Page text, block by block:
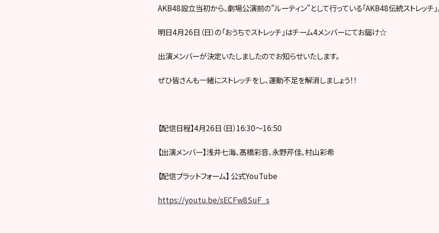
AKB48設立当初から、劇場公演前の”ルーティン”として行っている「AKB48伝統ストレッチ」
明日4月26日（日）の「おうちでストレッチ」はチーム4メンバーにてお届け☆
出演メンバーが決定いたしましたのでお知らせいたします。
ぜひ皆さんも一緒にストレッチをし、運動不足を解消しましょう！！
【配信日程】4月26日（日）16:30〜16:50
【出演メンバー】浅井七海、髙橋彩音、永野芹佳、村山彩希
【配信プラットフォーム】 公式YouTube
https://youtu.be/sECFw8SuF_s